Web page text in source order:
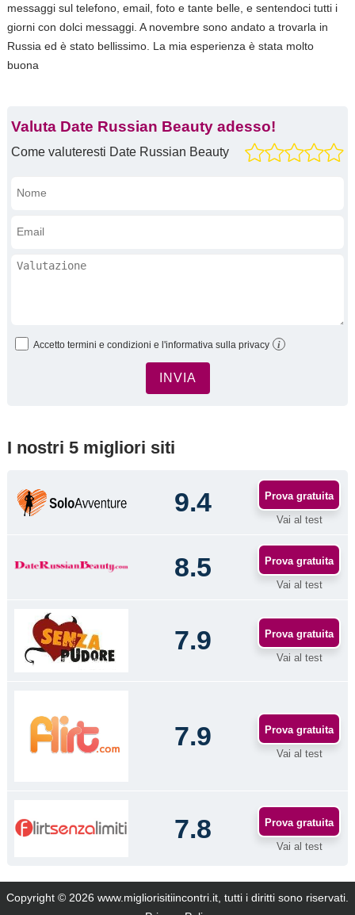
messaggi sul telefono, email, foto e tante belle, e sentendoci tutti i
giorni con dolci messaggi. A novembre sono andato a trovarla in
Russia ed è stato bellissimo. La mia esperienza è stata molto
buona
Valuta Date Russian Beauty adesso!
Come valuteresti Date Russian Beauty
Accetto termini e condizioni e l'informativa sulla privacy i
I nostri 5 migliori siti
9.4
Prova gratuita
Vai al test
8.5
Prova gratuita
Vai al test
7.9
Prova gratuita
Vai al test
7.9
Prova gratuita
Vai al test
7.8
Prova gratuita
Vai al test
Copyright © 2026 www.migliorisitiincontri.it, tutti i diritti sono riservati.